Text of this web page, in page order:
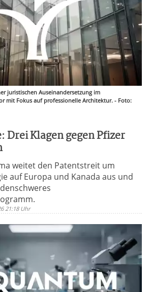
juristischen Auseinandersetzung im
mit Fokus auf professionelle Architektur. - Foto:
Drei Klagen gegen Pfizer
weitet den Patentstreit um
auf Europa und Kanada aus und
21:18 Uhr